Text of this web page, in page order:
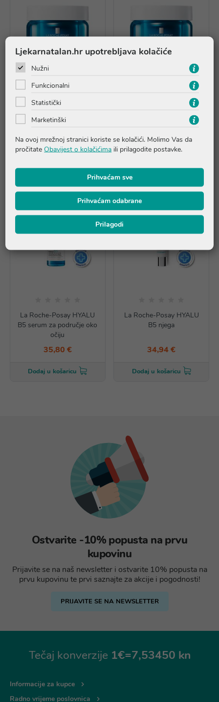
La Roche-Posay Hyalu B5
Visokoučinkovita krema
40,76 €
Dodaj u košaricu
La Roche-Posay Hyalu B5
Visokoučinkovita krema
40,76 €
Dodaj u košaricu
La Roche-Posay HYALU
B5 serum za područje oko
očiju
35,80 €
Dodaj u košaricu
La Roche-Posay HYALU
B5 njega
34,94 €
Dodaj u košaricu
Ostvarite -10% popusta na prvu
kupovinu
Prijavite se na naš newsletter i ostvarite 10% popusta na
prvu kupovinu te prvi saznajte za akcije i pogodnosti!
PRIJAVITE SE NA NEWSLETTER
Tečaj konverzije 1€=7,53450 kn
Informacije za kupce
Radno vrijeme poslovnica
Ljekarnatalan.hr upotrebljava kolačiće
Nužni
Funkcionalni
Statistički
Marketinški
Na ovoj mrežnoj stranici koriste se kolačići. Molimo Vas da
pročitate Obavijest o kolačićima ili prilagodite postavke.
Prihvaćam sve
Prihvaćam odabrane
Prilagodi